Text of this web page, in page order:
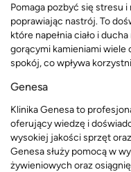
Pomaga pozbyć się stresu
poprawiając nastrój. To
które napełnia ciało i
gorącymi kamieniami wiele
spokój, co wpływa
Genesa
Klinika Genesa to
oferujący wiedzę i
wysokiej jakości sprzęt
Genesa służy pomocą w
żywieniowych oraz